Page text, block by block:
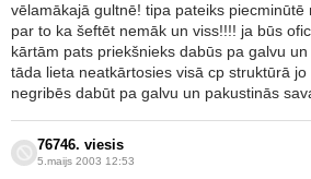
vēlamākajā gultnē! tipa pateiks
par to ka šeftēt nemāk un viss!!!! ja būs
kārtām pats priekšnieks dabūs pa galvu
tāda lieta neatkārtosies visā cp struktūrā
negribēs dabūt pa galvu un pakustinās
76746. viesis
5.maijs 2003 12:53